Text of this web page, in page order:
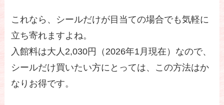
これなら、シールだけが目当ての場合でも気軽に
立ち寄れますよね。
入館料は大人2,030円（2026年1月現在）なので、
シールだけ買いたい方にとっては、この方法はか
なりお得です。